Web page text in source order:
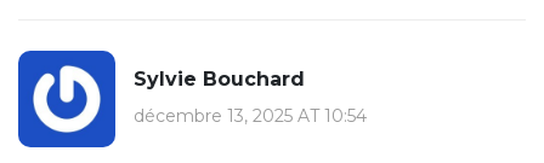
Sylvie Bouchard
décembre 13, 2025 AT 10:54